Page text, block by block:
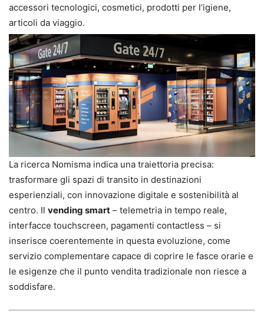
accessori tecnologici, cosmetici, prodotti per l’igiene,
articoli da viaggio.
La ricerca Nomisma indica una traiettoria precisa:
trasformare gli spazi di transito in destinazioni
esperienziali, con innovazione digitale e sostenibilità al
centro. Il vending smart – telemetria in tempo reale,
interfacce touchscreen, pagamenti contactless – si
inserisce coerentemente in questa evoluzione, come
servizio complementare capace di coprire le fasce orarie e
le esigenze che il punto vendita tradizionale non riesce a
soddisfare.